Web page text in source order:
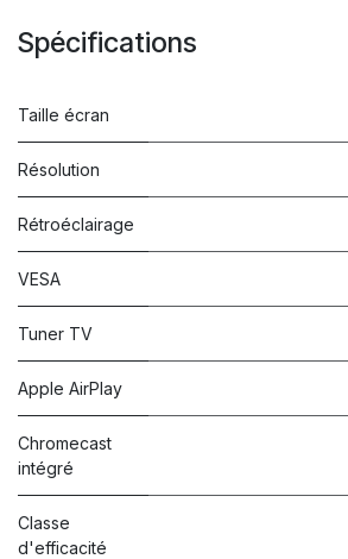
Spécifications
Taille écran
Résolution
Rétroéclairage
VESA
Tuner TV
Apple AirPlay
Chromecast
intégré
Classe
d'efficacité